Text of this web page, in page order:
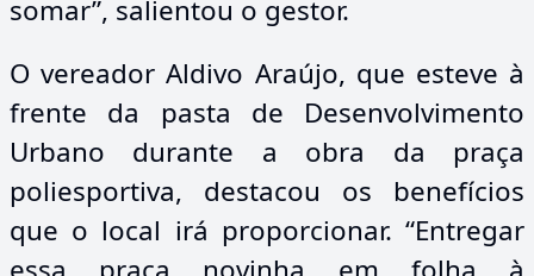
somar”, salientou o gestor.
O vereador Aldivo Araújo, que esteve à
frente da pasta de Desenvolvimento
Urbano durante a obra da praça
poliesportiva, destacou os benefícios
que o local irá proporcionar. “Entregar